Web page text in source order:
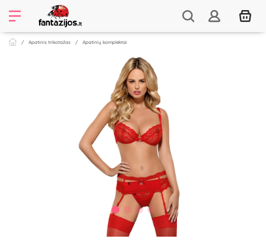
Apatinis trikotažas Apatinių komplektai